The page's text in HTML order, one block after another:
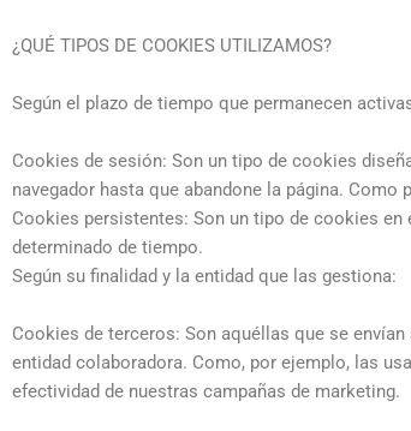
¿QUÉ TIPOS DE COOKIES UTILIZAMOS?
Según el plazo de tiempo que permanecen
Cookies de sesión: Son un tipo de cookies
navegador hasta que abandone la página.
Cookies persistentes: Son un tipo de cookies
determinado de tiempo.
Según su finalidad y la entidad que las gestiona:
Cookies de terceros: Son aquéllas que se
entidad colaboradora. Como, por ejemplo, las
efectividad de nuestras campañas de marketing.